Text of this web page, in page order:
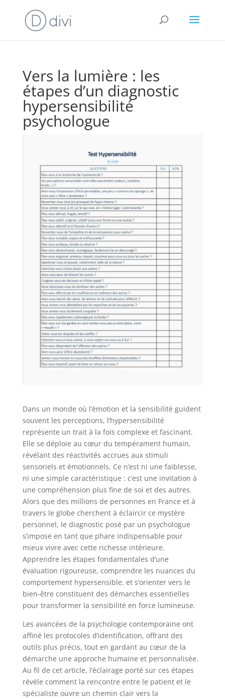
Vers la lumière : les
étapes d’un diagnostic
hypersensibilité
psychologue
Dans un monde où l’émotion et la sensibilité guident
souvent les perceptions, l’hypersensibilité
représente un trait à la fois complexe et fascinant.
Elle se déploie au cœur du tempérament humain,
révélant des réactivités accrues aux stimuli
sensoriels et émotionnels. Ce n’est ni une faiblesse,
ni une simple caractéristique : c’est une invitation à
une compréhension plus fine de soi et des autres.
Alors que des millions de personnes en France et à
travers le globe cherchent à éclaircir ce mystère
personnel, le diagnostic posé par un psychologue
s’impose en tant que phare indispensable pour
mieux vivre avec cette richesse intérieure.
Apprendre les étapes fondamentales d’une
évaluation rigoureuse, comprendre les nuances du
comportement hypersensible, et s’orienter vers le
bien-être constituent des démarches essentielles
pour transformer la sensibilité en force lumineuse.
Les avancées de la psychologie contemporaine ont
affiné les protocoles d’identification, offrant des
outils plus précis, tout en gardant au cœur de la
démarche une approche humaine et personnalisée.
Au fil de cet article, l’éclairage porté sur ces étapes
révèle comment la rencontre entre le patient et le
spécialiste ouvre un chemin clair vers la